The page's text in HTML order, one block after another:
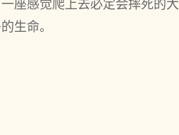
座感觉爬上去必定会摔死的大
生命。